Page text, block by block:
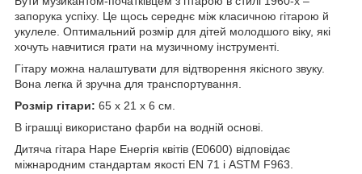
запорука успіху. Це щось середнє між класичною гітарою й
укулеле. Оптимальний розмір для дітей молодшого віку, які
хочуть навчитися грати на музичному інструменті.
Гітару можна налаштувати для відтворення якісного звуку.
Вона легка й зручна для транспортування.
Розмір гітари: 65 х 21 х 6 см.
В іграшці використано фарби на водній основі.
Дитяча гітара Hape Енергія квітів (E0600) відповідає
міжнародним стандартам якості EN 71 і ASTM F963.